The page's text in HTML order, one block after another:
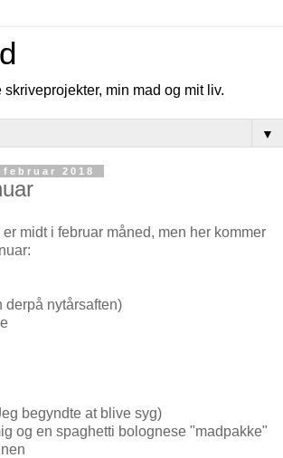
skriveprojekter, min mad og mit liv.
▼
2018
er midt i februar måned, men her kommer
derpå nytårsaften)
begyndte at blive syg)
og en spaghetti bolognese "madpakke"